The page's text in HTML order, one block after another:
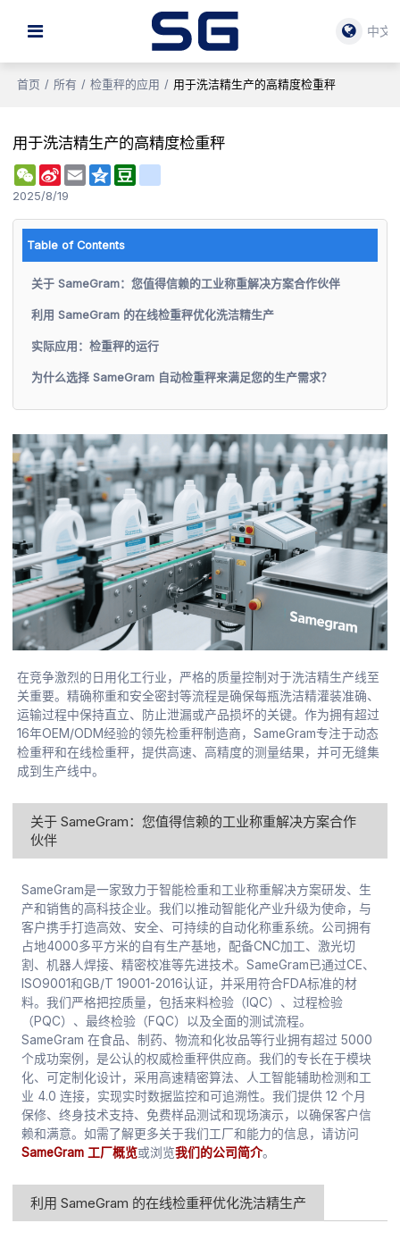
中文
首页 / 所有 / 检重秤的应用 / 用于洗洁精生产的高精度检重秤
用于洗洁精生产的高精度检重秤
WeChat
Sina
Weibo
Email Qzone
2025/8/19
Table of Contents
关于 SameGram：您值得信赖的工业称重解决方案合作伙伴
利用 SameGram 的在线检重秤优化洗洁精生产
实际应用：检重秤的运行
为什么选择 SameGram 自动检重秤来满足您的生产需求？
在竞争激烈的日用化工行业，严格的质量控制对于洗洁精生产线至
关重要。精确称重和安全密封等流程是确保每瓶洗洁精灌装准确、
运输过程中保持直立、防止泄漏或产品损坏的关键。作为拥有超过
16年OEM/ODM经验的领先检重秤制造商，SameGram专注于动态
检重秤和在线检重秤，提供高速、高精度的测量结果，并可无缝集
成到生产线中。
关于 SameGram：您值得信赖的工业称重解决方案合作
伙伴
SameGram是一家致力于智能检重和工业称重解决方案研发、生
产和销售的高科技企业。我们以推动智能化产业升级为使命，与
客户携手打造高效、安全、可持续的自动化称重系统。公司拥有
占地4000多平方米的自有生产基地，配备CNC加工、激光切
割、机器人焊接、精密校准等先进技术。SameGram已通过CE、
ISO9001和GB/T 19001-2016认证，并采用符合FDA标准的材
料。我们严格把控质量，包括来料检验（IQC）、过程检验
（PQC）、最终检验（FQC）以及全面的测试流程。
SameGram 在食品、制药、物流和化妆品等行业拥有超过 5000
个成功案例，是公认的权威检重秤供应商。我们的专长在于模块
化、可定制化设计，采用高速精密算法、人工智能辅助检测和工
业 4.0 连接，实现实时数据监控和可追溯性。我们提供 12 个月
保修、终身技术支持、免费样品测试和现场演示，以确保客户信
赖和满意。如需了解更多关于我们工厂和能力的信息，请访问
SameGram 工厂概览或浏览我们的公司简介。
利用 SameGram 的在线检重秤优化洗洁精生产